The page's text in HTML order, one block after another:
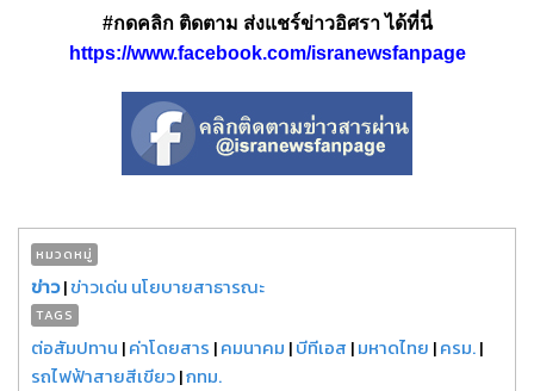
#กดคลิก ติดตาม ส่งแชร์ข่าวอิศรา ได้ที่นี่
https://www.facebook.com/isranewsfanpage
หมวดหมู่
ข่าว|ข่าวเด่น นโยบายสาธารณะ
TAGS
ต่อสัมปทาน |ค่าโดยสาร |คมนาคม |บีทีเอส |มหาดไทย |ครม.|
รถไฟฟ้าสายสีเขียว|กทม.